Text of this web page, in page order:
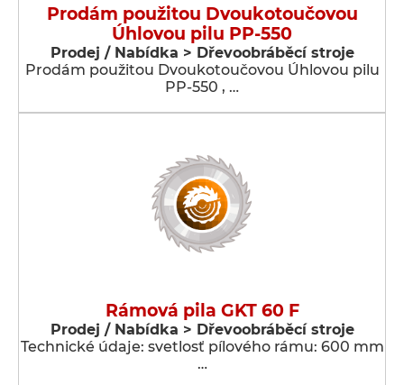
Prodám použitou Dvoukotoučovou
Úhlovou pilu PP-550
Prodej / Nabídka > Dřevoobráběcí stroje
Prodám použitou Dvoukotoučovou Úhlovou pilu
PP-550 , …
Rámová pila GKT 60 F
Prodej / Nabídka > Dřevoobráběcí stroje
Technické údaje: svetlosť pílového rámu: 600 mm
…